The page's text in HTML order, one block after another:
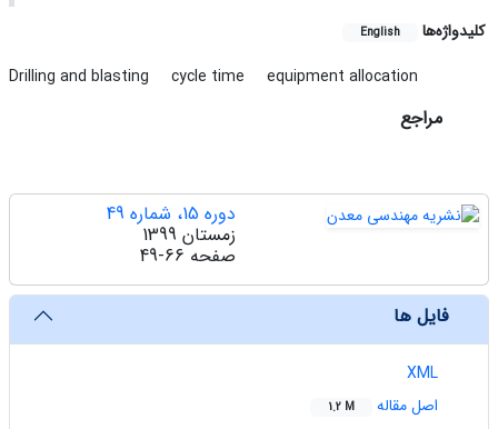
کلیدواژه‌ها English
Drilling and blasting cycle time equipment allocation
مراجع
دوره 15، شماره 49
زمستان 1399
صفحه 49-66
فایل ها
XML
اصل مقاله
1.2 M